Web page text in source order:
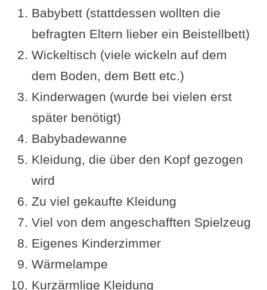
Babybett (stattdessen wollten die
befragten Eltern lieber ein Beistellbett)
Wickeltisch (viele wickeln auf dem
dem Boden, dem Bett etc.)
Kinderwagen (wurde bei vielen erst
später benötigt)
Babybadewanne
Kleidung, die über den Kopf gezogen
wird
Zu viel gekaufte Kleidung
Viel von dem angeschafften Spielzeug
Eigenes Kinderzimmer
Wärmelampe
Kurzärmlige Kleidung